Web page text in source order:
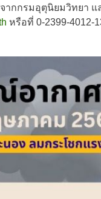
กกรมอุตุนิยมวิทยา แ
หรือที่ 0-2399-4012-